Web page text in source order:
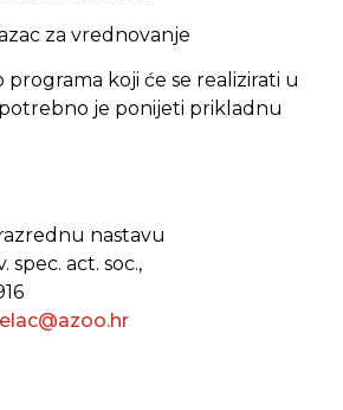
za vrednovanje
programa koji će se realizirati u
je ponijeti prikladnu
nastavu
spec. act. soc.,